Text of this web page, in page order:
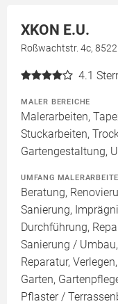
XKON E.U.
Roßwachtstr. 4c,
4.1
MALER BEREICHE
Malerarbeiten,
Stuckarbeiten,
Gartengestaltung,
UMFANG
Beratung,
Sanierung,
Durchführung,
Sanierung /
Reparatur,
Garten,
Pflaster /